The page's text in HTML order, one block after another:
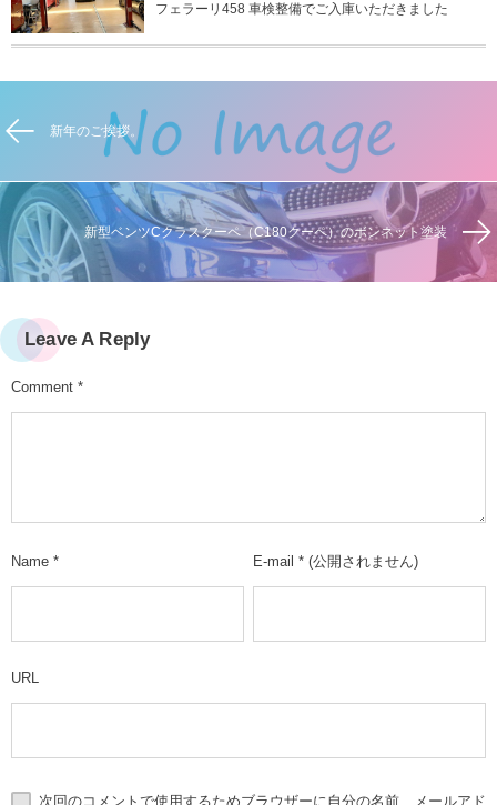
フェラーリ458 車検整備でご入庫いただきました
新年のご挨拶。
新型ベンツCクラスクーペ（C180クーペ）のボンネット塗装
Leave A Reply
Comment *
Name * E-mail * (公開されません)
URL